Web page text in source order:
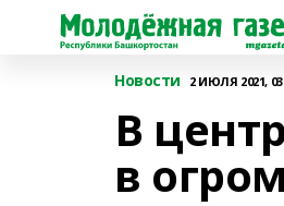
Новости 2 ИЮЛЯ 2021,
В
в